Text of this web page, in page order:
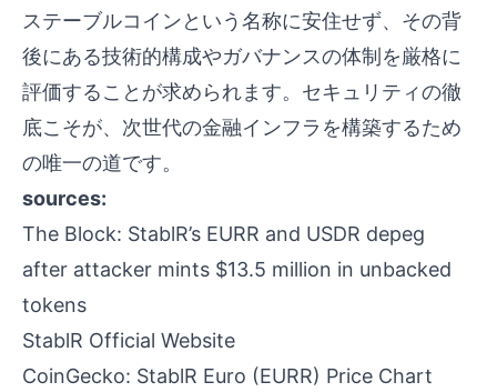
ステーブルコインという名称に安住せず、その背
後にある技術的構成やガバナンスの体制を厳格に
評価することが求められます。セキュリティの徹
底こそが、次世代の金融インフラを構築するため
の唯一の道です。
sources:
The Block: StablR’s EURR and USDR depeg
after attacker mints $13.5 million in unbacked
tokens
StablR Official Website
CoinGecko: StablR Euro (EURR) Price Chart